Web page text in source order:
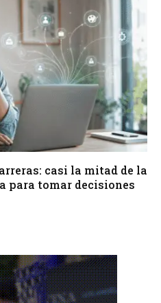
casi la mitad de la
para tomar decisiones